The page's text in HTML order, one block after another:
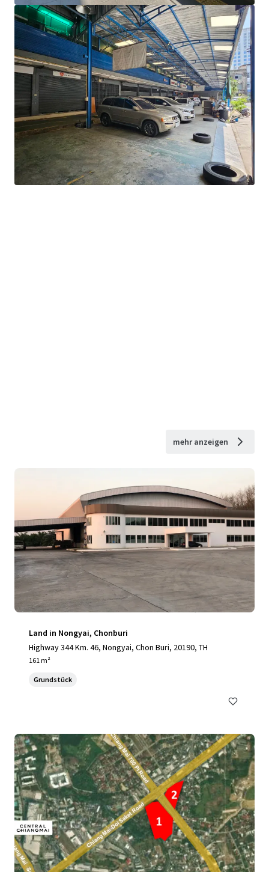
mehr anzeigen
Land in Nongyai, Chonburi
Highway 344 Km. 46, Nongyai, Chon Buri, 20190, TH
161 m²
Grundstück